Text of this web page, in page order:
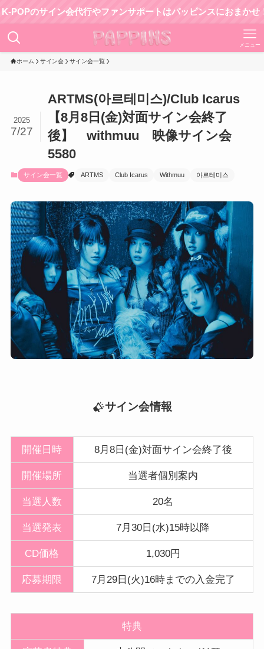
イン会代行やファンサポートはパッピンスにおまかせ！
メニュー
ホーム サイン会 サイン会一覧
ARTMS(아르테미스)/Club Icarus
【8月8日(金)対面サイン会終了
後】 withmuu 映像サイン会
5580
2025
7/27
サイン会一覧 ARTMS Club Icarus Withmuu 아르테미스
サイン会情報
開催日時 8月8日(金)対面サイン会終了後
開催場所 当選者個別案内
当選人数 20名
当選発表 7月30日(水)15時以降
CD価格 1,030円
応募期限 7月29日(火)16時までの入金完了
特典